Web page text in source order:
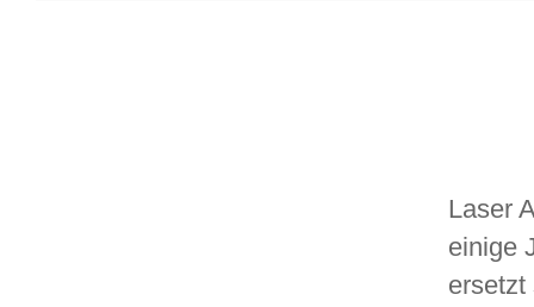
Laser
einige
ersetzt